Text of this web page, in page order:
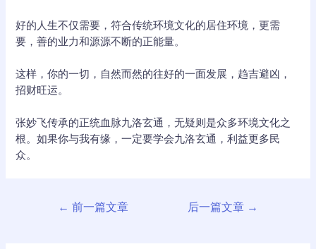
好的人生不仅需要，符合传统环境文化的居住环境，更需
要，善的业力和源源不断的正能量。
这样，你的一切，自然而然的往好的一面发展，趋吉避凶，
招财旺运。
张妙飞传承的正统血脉九洛玄通，无疑则是众多环境文化之
根。如果你与我有缘，一定要学会九洛玄通，利益更多民
众。
← 前一篇文章 后一篇文章 →